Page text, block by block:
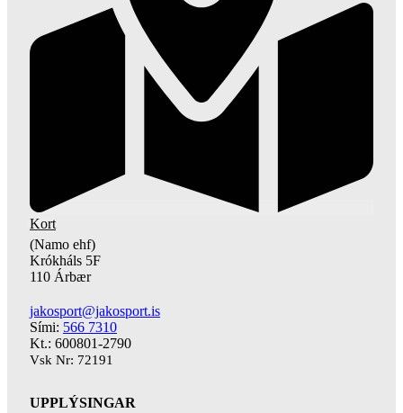
Kort
(Namo ehf)
Krókháls 5F
110 Árbær
jakosport@jakosport.is
Sími: 566 7310
Kt.: 600801-2790
Vsk Nr: 72191
UPPLÝSINGAR